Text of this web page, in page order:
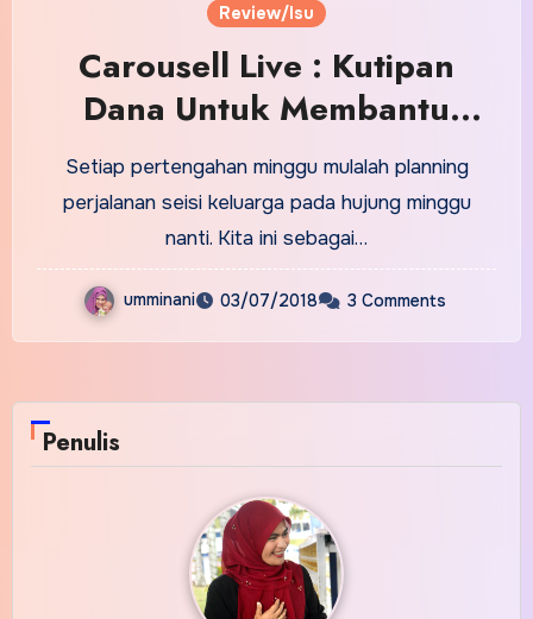
Review/Isu
Carousell Live : Kutipan
Dana Untuk Membantu
Persatuan Bulan Sabit Merah
Setiap pertengahan minggu mulalah planning
perjalanan seisi keluarga pada hujung minggu
nanti. Kita ini sebagai…
umminani 03/07/2018 3 Comments
Penulis